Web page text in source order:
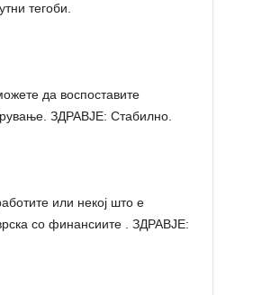
тегоби.
да воспоставите
ЗДРАВЈЕ: Стабилно.
или некој што е
со финансиите . ЗДРАВЈЕ: